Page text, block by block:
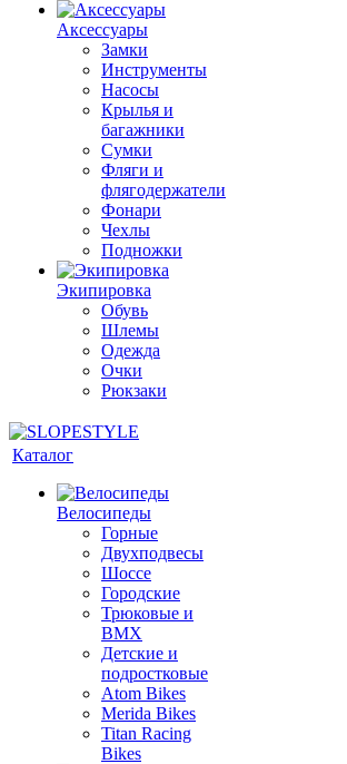
Аксессуары
Замки
Инструменты
Насосы
Крылья и
багажники
Сумки
Фляги и
флягодержатели
Фонари
Чехлы
Подножки
Экипировка
Обувь
Шлемы
Одежда
Очки
Рюкзаки
Каталог
Велосипеды
Горные
Двухподвесы
Шоссе
Городские
Трюковые и
BMX
Детские и
подростковые
Atom Bikes
Merida Bikes
Titan Racing
Bikes